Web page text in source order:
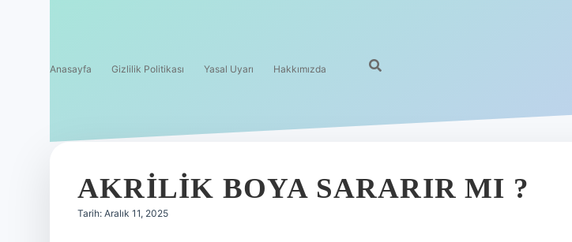
Anasayfa Gizlilik Politikası Yasal Uyarı Hakkımızda
AKRILIK BOYA SARARIR MI ?
Tarih: Aralık 11, 2025